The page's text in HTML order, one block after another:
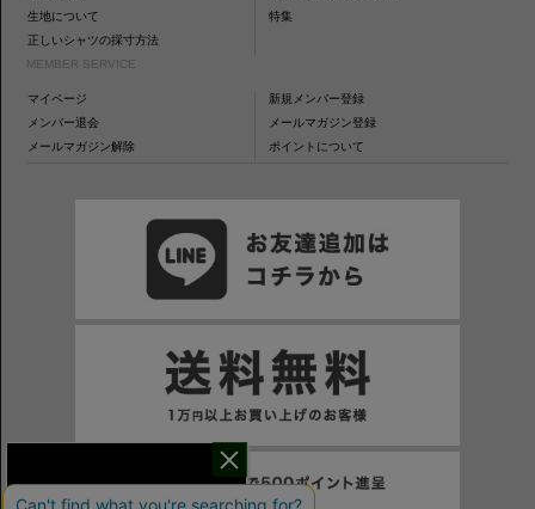
生地について
特集
正しいシャツの採寸方法
MEMBER SERVICE
マイページ
新規メンバー登録
メンバー退会
メールマガジン登録
メールマガジン解除
ポイントについて